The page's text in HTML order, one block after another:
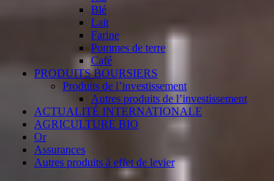
Blé
Lait
Farine
Pommes de terre
Café
PRODUITS BOURSIERS
Produits de l’investissement
Autres produits de l’investissement
ACTUALITÉ INTERNATIONALE
AGRICULTURE BIO
Or
Assurances
Autres produits à effet de levier